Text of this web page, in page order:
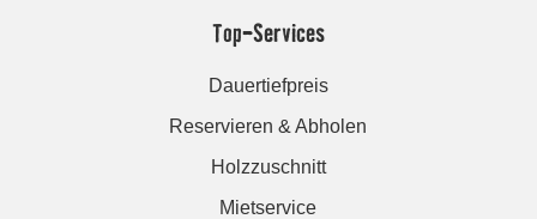
Top-Services
Dauertiefpreis
Reservieren & Abholen
Holzzuschnitt
Mietservice